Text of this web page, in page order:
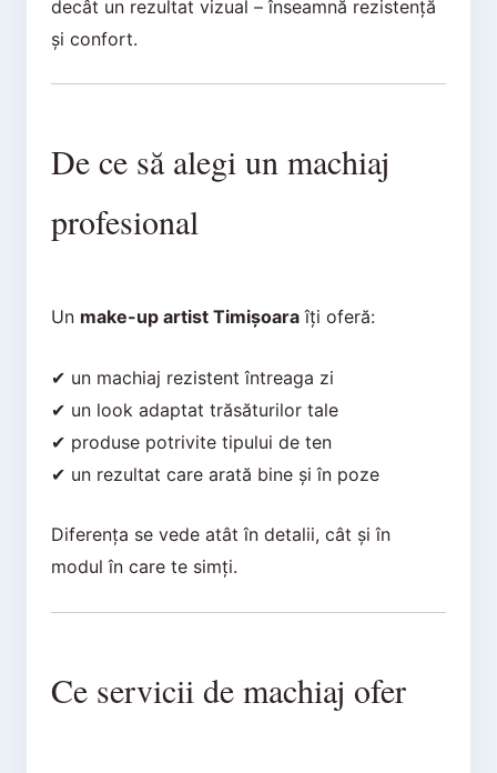
decât un rezultat vizual – înseamnă rezistență
și confort.
De ce să alegi un machiaj
profesional
Un make-up artist Timișoaraîți oferă:
✔ un machiaj rezistent întreaga zi
✔ un look adaptat trăsăturilor tale
✔ produse potrivite tipului de ten
✔ un rezultat care arată bine și în poze
Diferența se vede atât în detalii, cât și în
modul în care te simți.
Ce servicii de machiaj ofer